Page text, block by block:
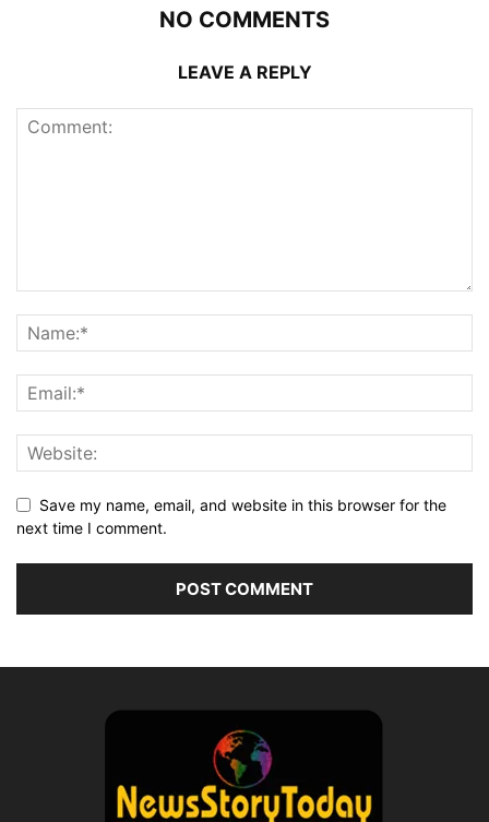
NO COMMENTS
LEAVE A REPLY
Save my name, email, and website in this browser for the
next time I comment.